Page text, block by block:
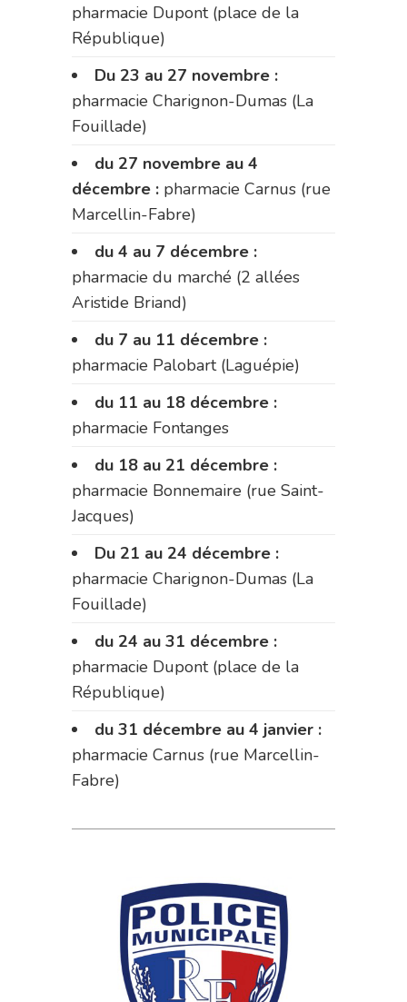
pharmacie Dupont (place de la
République)
Du 23 au 27 novembre :
pharmacie Charignon-Dumas (La
Fouillade)
du 27 novembre au 4
décembre : pharmacie Carnus (rue
Marcellin-Fabre)
du 4 au 7 décembre :
pharmacie du marché (2 allées
Aristide Briand)
du 7 au 11 décembre :
pharmacie Palobart (Laguépie)
du 11 au 18 décembre :
pharmacie Fontanges
du 18 au 21 décembre :
pharmacie Bonnemaire (rue Saint-
Jacques)
Du 21 au 24 décembre :
pharmacie Charignon-Dumas (La
Fouillade)
du 24 au 31 décembre :
pharmacie Dupont (place de la
République)
du 31 décembre au 4 janvier :
pharmacie Carnus (rue Marcellin-
Fabre)